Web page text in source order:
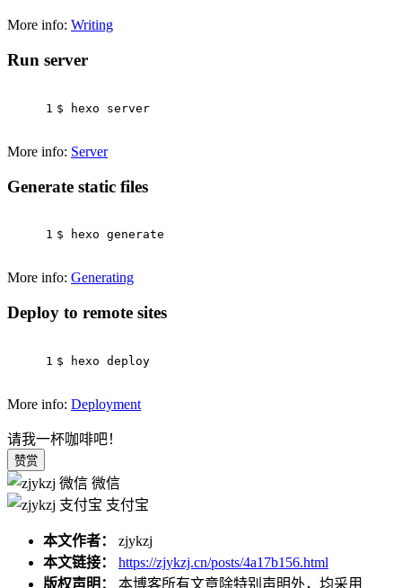
More info: Writing
Run server
1 $ hexo server
More info: Server
Generate static files
1 $ hexo generate
More info: Generating
Deploy to remote sites
1 $ hexo deploy
More info: Deployment
请我一杯咖啡吧！
赞赏
微信
支付宝
本文作者： zjykzj
本文链接：
https://zjykzj.cn/posts/4a17b156.html
版权声明： 本博客所有文章除特别声明外，均采用